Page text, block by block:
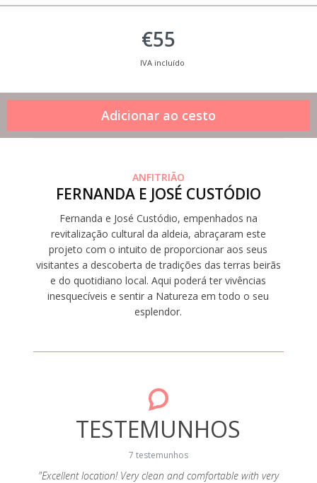
€55
IVA incluído
ANFITRIÃO
FERNANDA E JOSÉ CUSTÓDIO
Fernanda e José Custódio, empenhados na
revitalização cultural da aldeia, abraçaram este
projeto com o intuito de proporcionar aos seus
visitantes a descoberta de tradições das terras beirãs
e do quotidiano local. Aqui poderá ter vivências
inesquecíveis e sentir a Natureza em todo o seu
esplendor.
TESTEMUNHOS
7 testemunhos
"Excellent location! Very clean and comfortable with very